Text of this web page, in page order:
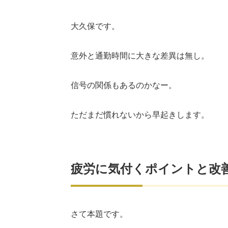
大久保です。
意外と通勤時間に大きな差異は無し。
信号の関係もあるのかなー。
ただまだ慣れないから早起きします。
疲労に気付くポイントと改
さて本題です。